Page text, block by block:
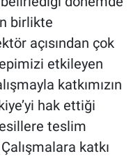
birlikte
açısından çok
etkileyen
katkımızın
hak ettiği
teslim
katkı